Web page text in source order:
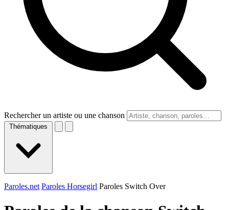
Rechercher un artiste ou une chanson
Thématiques
Paroles.net Paroles Horsegirl Paroles Switch Over